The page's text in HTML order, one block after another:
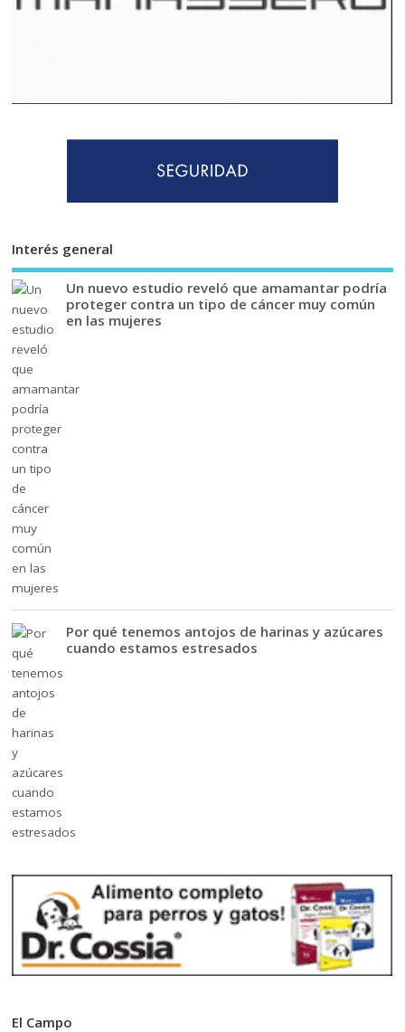
Interés general
Un nuevo estudio reveló que amamantar podría
proteger contra un tipo de cáncer muy común
en las mujeres
Por qué tenemos antojos de harinas y azúcares
cuando estamos estresados
El Campo